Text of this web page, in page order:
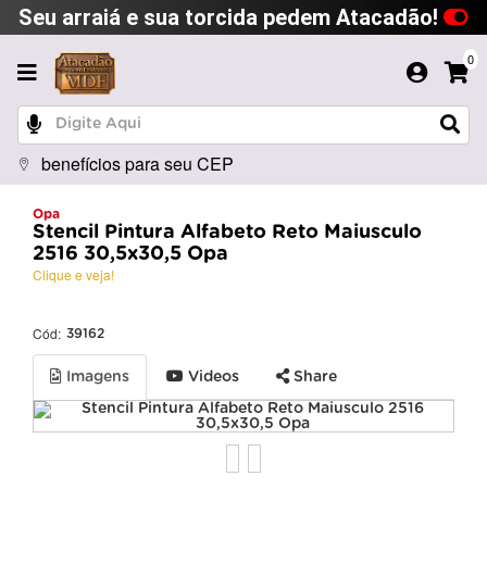
Seu arraiá e sua torcida pedem Atacadão!
0
benefícios para seu CEP
Opa
Stencil Pintura Alfabeto Reto Maiusculo
2516 30,5x30,5 Opa
Clique e veja!
Cód: 39162
Imagens Videos Share